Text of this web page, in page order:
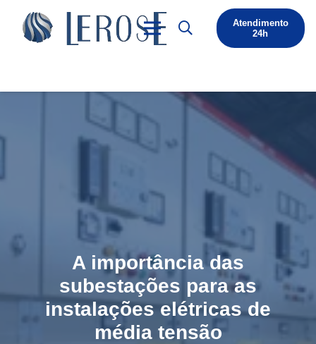
Atendimento
24h
A importância das
subestações para as
instalações elétricas de
média tensão